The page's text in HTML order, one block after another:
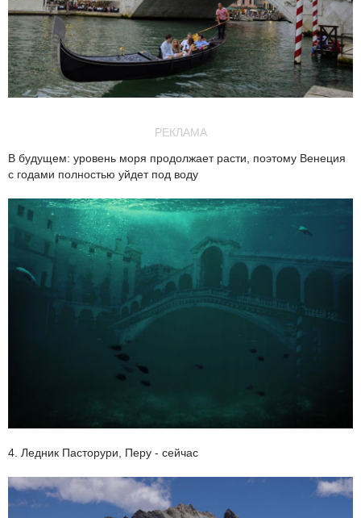
РЕКЛАМА
В будущем: уровень моря продолжает расти, поэтому Венеция
с годами полностью уйдет под воду
4. Ледник Пасторури, Перу - сейчас